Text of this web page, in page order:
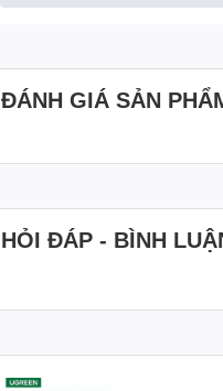
phần dưới cùng DPI Nút
ĐÁNH GIÁ SẢN
HỎI ĐÁP - BÌNH